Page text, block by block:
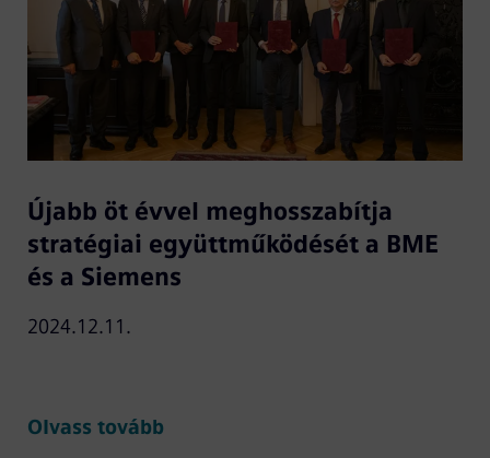
Újabb öt évvel meghosszabítja
stratégiai együttműködését a BME
és a Siemens
2024.12.11.
Olvass tovább